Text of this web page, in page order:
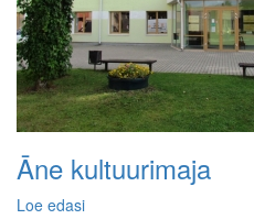
Āne kultuurimaja
Loe edasi